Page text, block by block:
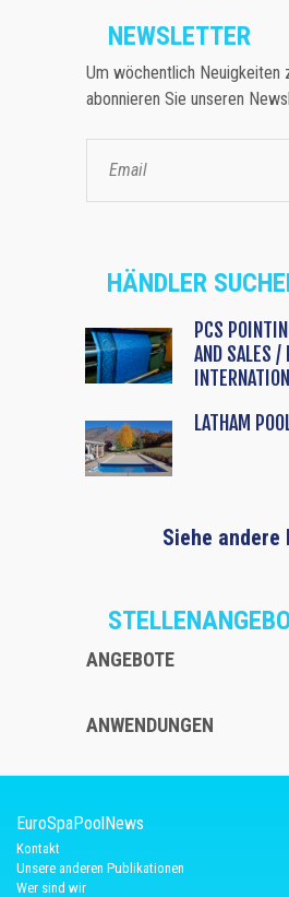
NEWSLETTER
Um wöchentlich Neuigkeiten
abonnieren Sie unseren
HÄNDLER
PCS
AND SALES /
LATHAM
Siehe andere
ANGEBOTE
ANWENDUNGEN
EuroSpaPoolNews
Kontakt
Unsere anderen Publikationen
Wer sind wir